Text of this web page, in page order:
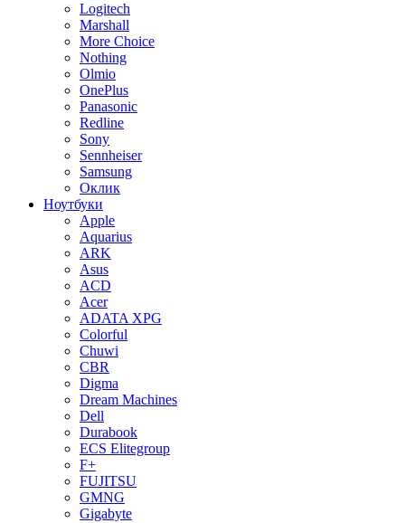
Logitech
Marshall
More Choice
Nothing
Olmio
OnePlus
Panasonic
Redline
Sony
Sennheiser
Samsung
Оклик
Ноутбуки
Apple
Aquarius
ARK
Asus
ACD
Acer
ADATA XPG
Colorful
Chuwi
CBR
Digma
Dream Machines
Dell
Durabook
ECS Elitegroup
F+
FUJITSU
GMNG
Gigabyte